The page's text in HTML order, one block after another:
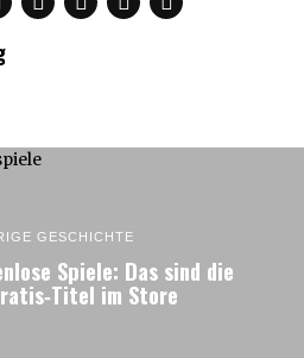
GESCHICHTE
Spiele: Das sind die
im Store